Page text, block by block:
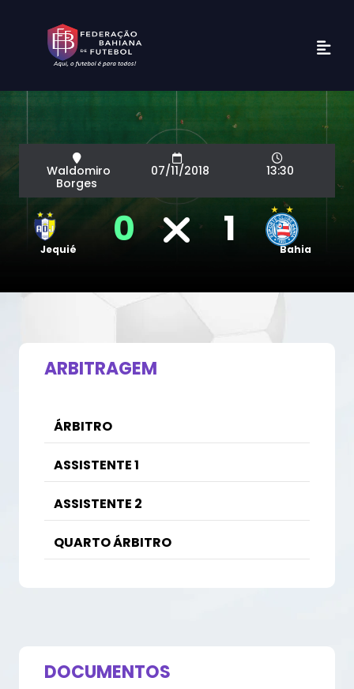
Waldomiro
Borges
07/11/2018 13:30
Jequié 0 1 Bahia
ARBITRAGEM
ÁRBITRO
ASSISTENTE 1
ASSISTENTE 2
QUARTO ÁRBITRO
DOCUMENTOS